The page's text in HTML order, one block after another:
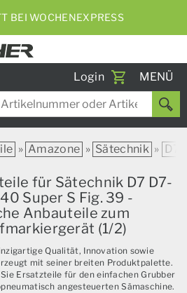
2026
Login
Toggle
MENÜ
» Amazone » Sätechnik » D7
für Sätechnik D7 D7-
Super S Fig. 39 -
Anbauteile zum
(1/2)
Qualität, Innovation sowie
mit seiner breiten Produktpalette.
Ersatzteile für den einfachen Grubber
angesteuerten Sämaschine.